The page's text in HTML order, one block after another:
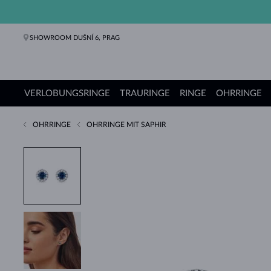
SHOWROOM DUŠNÍ 6, PRAG
VERLOBUNGSRINGE
Verlobungsringe
TRAURINGE
Trauringe
RINGE
Ringe
OHRRINGE
Ohrringe
Ketten
Armbänder
Perlen
Schmuck
Geschenke
KLENOTA Kollektionen
OHRRINGE OHRRINGE MIT SAPHIR